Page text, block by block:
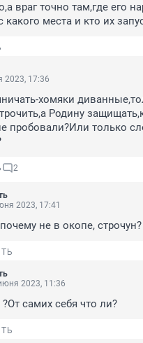
враг точно там,где его
какого места и кто их
2023, 17:36
хомяки
Родину
пробовали?Или только
2
2023, 17:41
не в окопе, строчун?
2023, 11:36
?От самих себя что ли?